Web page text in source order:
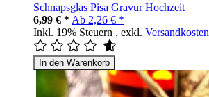
Schnapsglas Pisa Gravur Hochzeit
6,99 € * Ab 2,26 € *
Inkl. 19% Steuern , exkl. Versandkosten
In den Warenkorb